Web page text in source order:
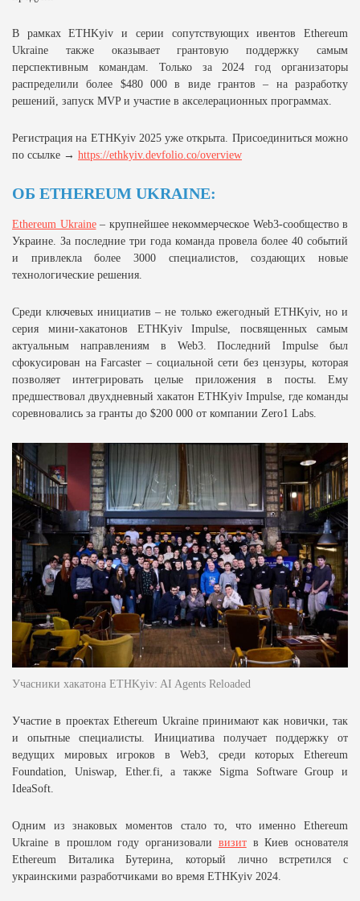
В рамках ETHKyiv и серии сопутствующих ивентов Ethereum
Ukraine также оказывает грантовую поддержку самым
перспективным командам. Только за 2024 год организаторы
распределили более $480 000 в виде грантов – на разработку
решений, запуск MVP и участие в акселерационных программах.
Регистрация на ETHKyiv 2025 уже открыта. Присоединиться можно
по ссылке → https://ethkyiv.devfolio.co/overview
ОБ ETHEREUM UKRAINE:
Ethereum Ukraine– крупнейшее некоммерческое Web3-сообщество в
Украине. За последние три года команда провела более 40 событий
и привлекла более 3000 специалистов, создающих новые
технологические решения.
Среди ключевых инициатив – не только ежегодный ETHKyiv, но и
серия мини-хакатонов ETHKyiv Impulse, посвященных самым
актуальным направлениям в Web3. Последний Impulse был
сфокусирован на Farcaster – социальной сети без цензуры, которая
позволяет интегрировать целые приложения в посты. Ему
предшествовал двухдневный хакатон ETHKyiv Impulse, где команды
соревновались за гранты до $200 000 от компании Zero1 Labs.
Учасники хакатона ETHKyiv: AI Agents Reloaded
Участие в проектах Ethereum Ukraine принимают как новички, так
и опытные специалисты. Инициатива получает поддержку от
ведущих мировых игроков в Web3, среди которых Ethereum
Foundation, Uniswap, Ether.fi, а также Sigma Software Group и
IdeaSoft.
Одним из знаковых моментов стало то, что именно Ethereum
Ukraine в прошлом году организовали визитв Киев основателя
Ethereum Виталика Бутерина, который лично встретился с
украинскими разработчиками во время ETHKyiv 2024.